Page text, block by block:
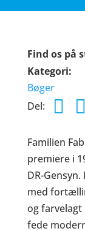
Find os på
Kategori
Bøger
Del:
Familien
premiere i
DR-
med
og farvelagt
fede